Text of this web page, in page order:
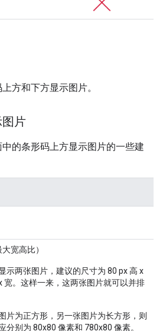
方和下方显示图片。
片
的条形码上方显示图片的一些建
宽高比）
示两张图片，建议的尺寸为 80 px 高 x
宽。这样一来，这两张图片就可以并排
片为正方形，另一张图片为长方形，则
分别为 80x80 像素和 780x80 像素。